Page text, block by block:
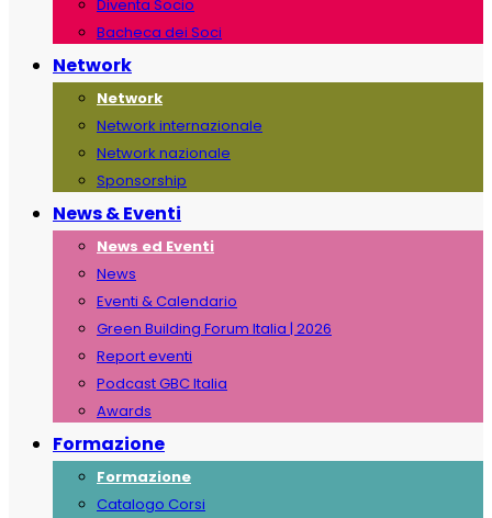
Diventa Socio
Bacheca dei Soci
Network
Network
Network internazionale
Network nazionale
Sponsorship
News & Eventi
News ed Eventi
News
Eventi & Calendario
Green Building Forum Italia | 2026
Report eventi
Podcast GBC Italia
Awards
Formazione
Formazione
Catalogo Corsi